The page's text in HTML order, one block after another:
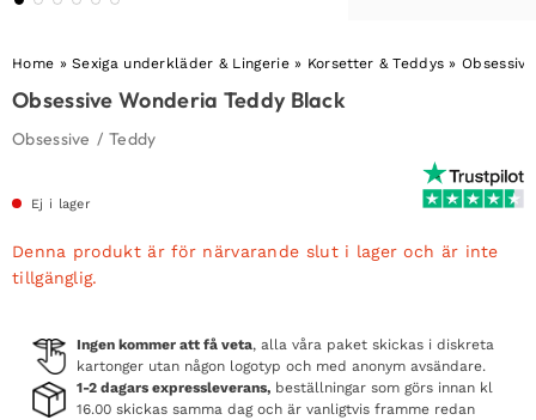
Home »Sexiga underkläder & Lingerie» Korsetter & Teddys »
Obsessive Wonderia Teddy Black
Obsessive / Teddy
Ej i lager
Denna produkt är för närvarande slut i lager och är inte
tillgänglig.
Ingen kommer att få veta, alla våra paket skickas i diskreta
kartonger utan någon logotyp och med anonym avsändare.
1-2 dagars expressleverans, beställningar som görs innan kl
16.00 skickas samma dag och är vanligtvis framme redan